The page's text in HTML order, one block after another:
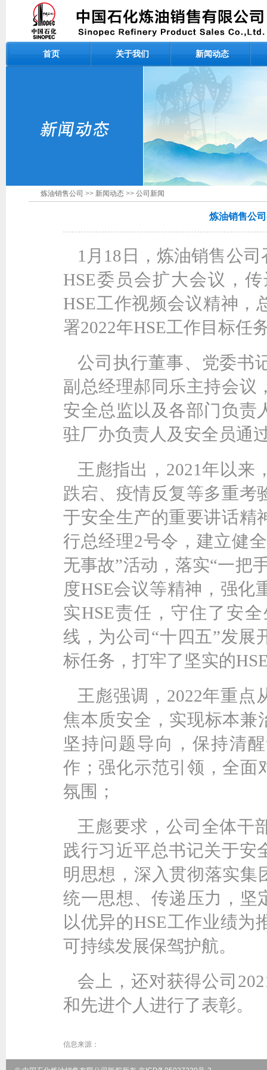
首页 关于我们 新闻动态
炼油销售公司 >> 新闻动态 >> 公司新闻
炼油销售公
1月18日，炼油销售公
HSE委员会扩大会议，
HSE工作视频会议精神，
署2022年HSE工作目标任
公司执行董事、党委书
副总经理郝同乐主持会议
安全总监以及各部门负责
驻厂办负责人及安全员通
王彪指出，2021年以来
跌宕、疫情反复等多重考
于安全生产的重要讲话精
行总经理2号令，建立健
无事故”活动，落实“一把
度HSE会议等精神，强化
实HSE责任，守住了安
线，为公司“十四五”发展
标任务，打牢了坚实的
王彪强调，2022年重点
焦本质安全，实现标本兼
坚持问题导向，保持清
作；强化示范引领，全面
氛围；
王彪要求，公司全体干
践行习近平总书记关于安
明思想，深入贯彻落实集
统一思想、传递压力，坚
以优异的HSE工作业绩
可持续发展保驾护航。
会上，还对获得公司
和先进个人进行了表彰。
信息来源：